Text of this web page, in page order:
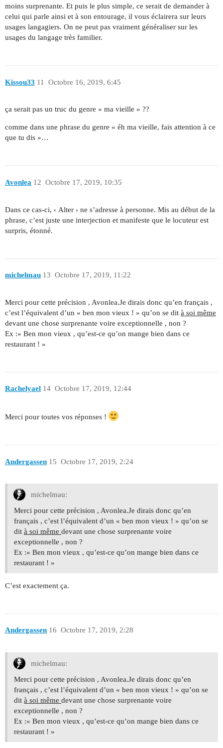
moins surprenante. Et puis le plus simple, ce serait de demander à
celui qui parle ainsi et à son entourage, il vous éclairera sur leurs
usages langagiers. On ne peut pas vraiment généraliser sur les
usages du langage très familier.
Kissou33 Octobre 16, 2019, 6:45
11
ça serait pas un truc du genre « ma vieille » ??
comme dans une phrase du genre « éh ma vieille, fais attention à ce
que tu dis »…
Avonlea Octobre 17, 2019, 10:35
12
Dans ce cas-ci, ‹ Alter › ne s’adresse à personne. Mis au début de la
phrase, c’est juste une interjection et manifeste que le locuteur est
surpris, étonné.
michelmau Octobre 17, 2019, 11:22
13
Merci pour cette précision , Avonlea.Je dirais donc qu’en français ,
c’est l’équivalent d’un « ben mon vieux ! » qu’on se dit à soi même
devant une chose surprenante voire exceptionnelle , non ?
Ex :« Ben mon vieux , qu’est-ce qu’on mange bien dans ce
restaurant ! »
Rachelyael Octobre 17, 2019, 12:44
14
Merci pour toutes vos réponses !
Andergassen Octobre 17, 2019, 2:24
15
michelmau:
Merci pour cette précision , Avonlea.Je dirais donc qu’en
français , c’est l’équivalent d’un « ben mon vieux ! » qu’on se
dit à soi même devant une chose surprenante voire
exceptionnelle , non ?
Ex :« Ben mon vieux , qu’est-ce qu’on mange bien dans ce
restaurant ! »
C’est exactement ça.
Andergassen Octobre 17, 2019, 2:28
16
michelmau:
Merci pour cette précision , Avonlea.Je dirais donc qu’en
français , c’est l’équivalent d’un « ben mon vieux ! » qu’on se
dit à soi même devant une chose surprenante voire
exceptionnelle , non ?
Ex :« Ben mon vieux , qu’est-ce qu’on mange bien dans ce
restaurant ! »